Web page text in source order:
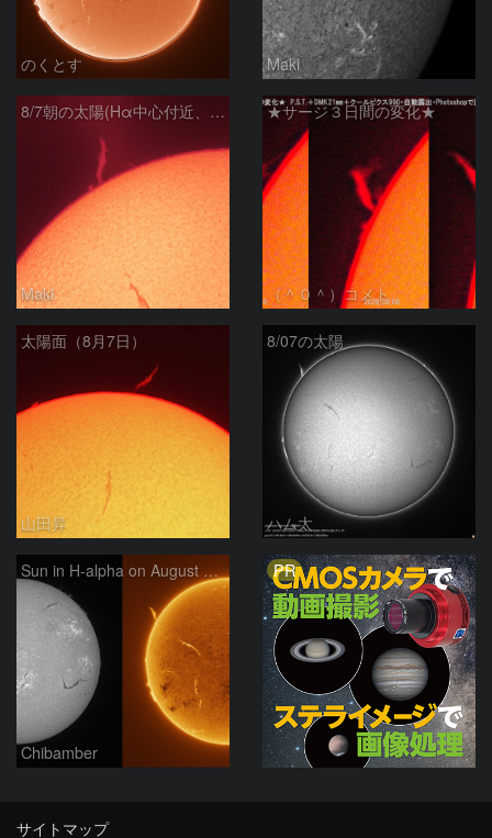
のくとす Maki
8/7朝の太陽(Hα中心付近、プロミネンス)
Maki
★サージ３日間の変化★
（＾０＾）コメト
太陽面（8月7日）
山田昇
8/07の太陽
ハム太
Sun in H-alpha on August 7, 2026
Chibamber
PR
サイトマップ